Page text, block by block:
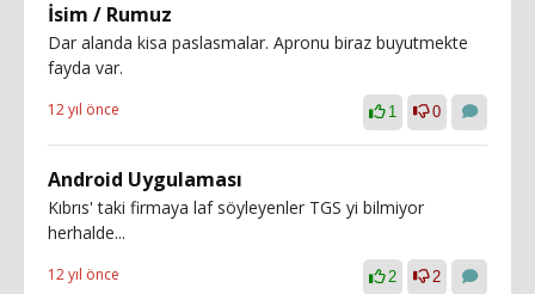
İsim / Rumuz
Dar alanda kisa paslasmalar. Apronu biraz buyutmekte
fayda var.
12 yıl önce 1 0
Android Uygulaması
Kıbrıs' taki firmaya laf söyleyenler TGS yi bilmiyor
herhalde...
12 yıl önce 2 2